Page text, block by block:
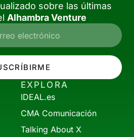
sobre las últimas
Alhambra Venture
EXPLORA
IDEAL.es
CMA Comunicación
Talking About X